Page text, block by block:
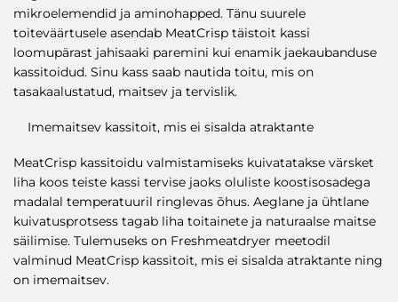
mikroelemendid ja aminohapped. Tänu suurele
toiteväärtusele asendab MeatCrisp täistoit kassi
loomupärast jahisaaki paremini kui enamik jaekaubanduse
kassitoidud. Sinu kass saab nautida toitu, mis on
tasakaalustatud, maitsev ja tervislik.
Imemaitsev kassitoit, mis ei sisalda atraktante
MeatCrisp kassitoidu valmistamiseks kuivatatakse värsket
liha koos teiste kassi tervise jaoks oluliste koostisosadega
madalal temperatuuril ringlevas õhus. Aeglane ja ühtlane
kuivatusprotsess tagab liha toitainete ja naturaalse maitse
säilimise. Tulemuseks on Freshmeatdryer meetodil
valminud MeatCrisp kassitoit, mis ei sisalda atraktante ning
on imemaitsev.